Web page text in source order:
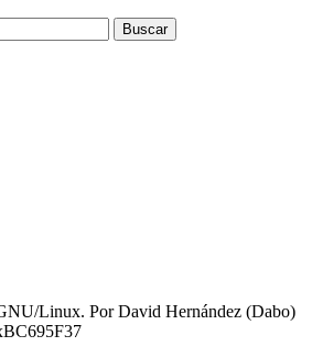
Linux. Por David Hernández (Dabo)